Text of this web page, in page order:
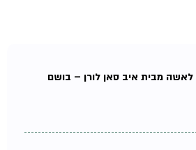
אדט לאשה מבית איב סאן לורן – בושם